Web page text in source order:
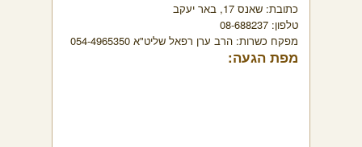
כתובת: שאנס 17, באר יעקב
טלפון: 08-688237
מפקח כשרות: הרב ערן רפאל שליט"א 054-4965350
מפת הגעה: